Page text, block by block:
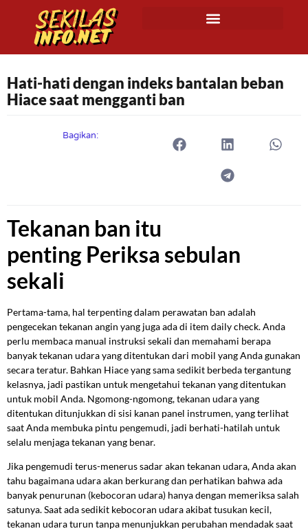
Hati-hati dengan indeks bantalan beban
Hiace saat mengganti ban
Bagikan:
Tekanan ban itu
penting Periksa sebulan
sekali
Pertama-tama, hal terpenting dalam perawatan ban adalah
pengecekan tekanan angin yang juga ada di item daily check. Anda
perlu membaca manual instruksi sekali dan memahami berapa
banyak tekanan udara yang ditentukan dari mobil yang Anda gunakan
secara teratur. Bahkan Hiace yang sama sedikit berbeda tergantung
kelasnya, jadi pastikan untuk mengetahui tekanan yang ditentukan
untuk mobil Anda. Ngomong-ngomong, tekanan udara yang
ditentukan ditunjukkan di sisi kanan panel instrumen, yang terlihat
saat Anda membuka pintu pengemudi, jadi berhati-hatilah untuk
selalu menjaga tekanan yang benar.
Jika pengemudi terus-menerus sadar akan tekanan udara, Anda akan
tahu bagaimana udara akan berkurang dan perhatikan bahwa ada
banyak penurunan (kebocoran udara) hanya dengan memeriksa salah
satunya. Saat ada sedikit kebocoran udara akibat tusukan kecil,
tekanan udara turun tanpa menunjukkan perubahan mendadak saat